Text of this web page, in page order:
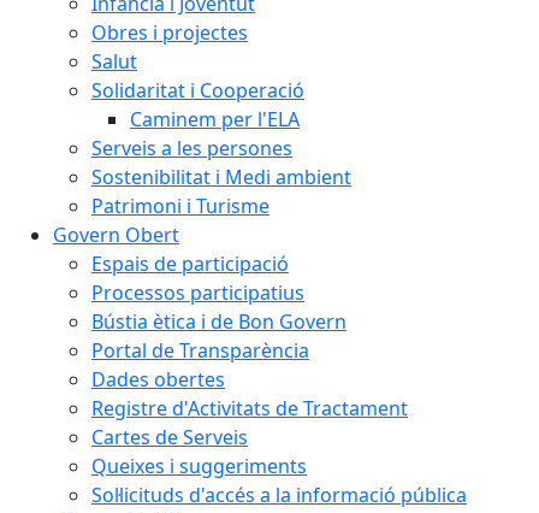
Obres i projectes
Salut
Solidaritat i Cooperació
Caminem per l'ELA
Serveis a les persones
Sostenibilitat i Medi ambient
Patrimoni i Turisme
Govern Obert
Espais de participació
Processos participatius
Bústia ètica i de Bon Govern
Portal de Transparència
Dades obertes
Registre d'Activitats de Tractament
Cartes de Serveis
Queixes i suggeriments
Sol·licituds d'accés a la informació pública